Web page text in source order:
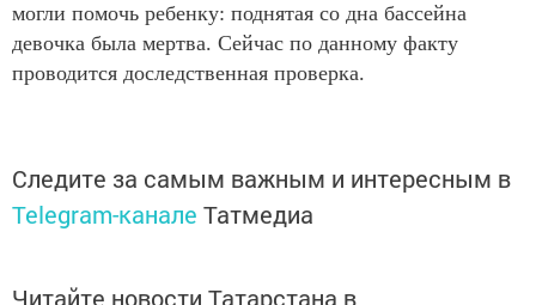
могли помочь ребенку: поднятая со дна бассейна
девочка была мертва. Сейчас по данному факту
проводится доследственная проверка.
Следите за самым важным и интересным в
Telegram-канале Татмедиа
Читайте новости Татарстана в